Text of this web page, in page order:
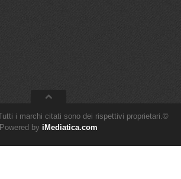
i marchi citati sono dei rispettivi proprietari.©
Powered by iMediatica.com